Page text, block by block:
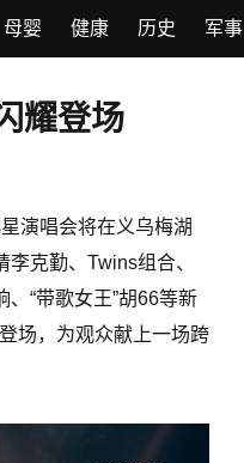
母婴 健康 历史 军事
耀登场
演唱会将在义乌梅湖
克勤、Twins组合、
“带歌女王”胡66等新
场，为观众献上一场跨